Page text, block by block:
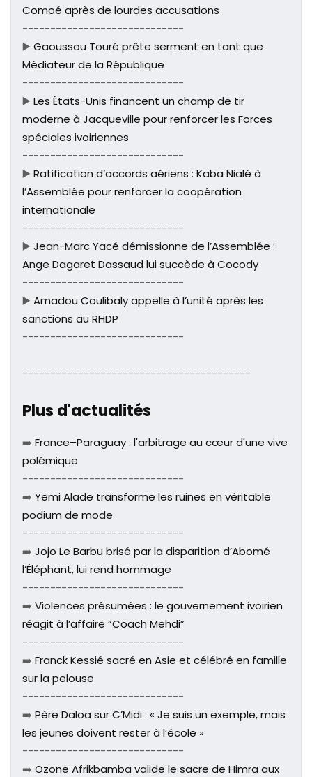
Comoé après de lourdes accusations
-----------------------------
▶️ Gaoussou Touré prête serment en tant que
Médiateur de la République
-----------------------------
▶️ Les États-Unis financent un champ de tir
moderne à Jacqueville pour renforcer les Forces
spéciales ivoiriennes
-----------------------------
▶️ Ratification d’accords aériens : Kaba Nialé à
l’Assemblée pour renforcer la coopération
internationale
-----------------------------
▶️ Jean-Marc Yacé démissionne de l’Assemblée :
Ange Dagaret Dassaud lui succède à Cocody
-----------------------------
▶️ Amadou Coulibaly appelle à l’unité après les
sanctions au RHDP
-----------------------------
-----------------------------------------
Plus d'actualités
➡️ France–Paraguay : l'arbitrage au cœur d'une vive
polémique
-----------------------------
➡️ Yemi Alade transforme les ruines en véritable
podium de mode
-----------------------------
➡️ Jojo Le Barbu brisé par la disparition d’Abomé
l’Éléphant, lui rend hommage
-----------------------------
➡️ Violences présumées : le gouvernement ivoirien
réagit à l’affaire “Coach Mehdi”
-----------------------------
➡️ Franck Kessié sacré en Asie et célébré en famille
sur la pelouse
-----------------------------
➡️ Père Daloa sur C’Midi : « Je suis un exemple, mais
les jeunes doivent rester à l’école »
-----------------------------
➡️ Ozone Afrikbamba valide le sacre de Himra aux